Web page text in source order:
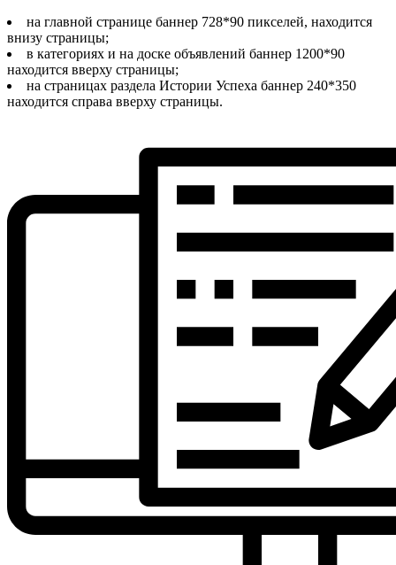
на главной странице баннер 728*90 пикселей, находится
внизу страницы;
в категориях и на доске объявлений баннер 1200*90
находится вверху страницы;
на страницах раздела Истории Успеха баннер 240*350
находится справа вверху страницы.